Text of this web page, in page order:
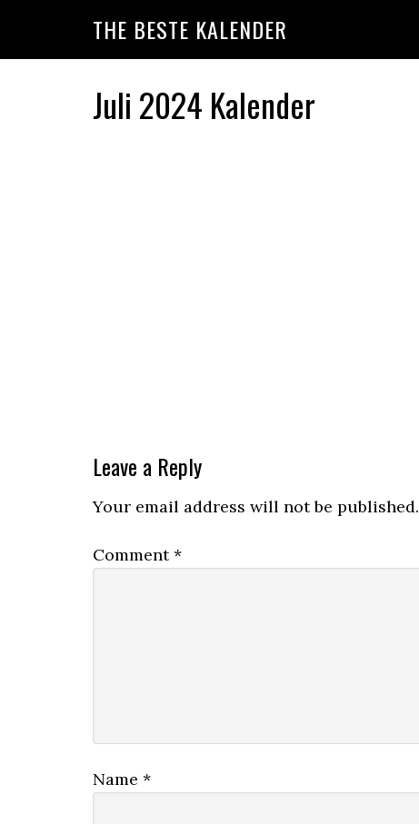
THE BESTE KALENDER
Juli 2024 Kalender
Reader
Interactions
Leave a Reply
Your email address will not be published.
Comment*
Name *